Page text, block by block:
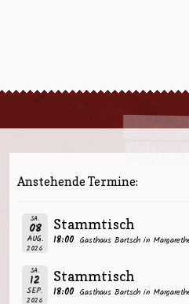
Anstehende Termine:
SA.
08
AUG.
2026
Stammtisch
18:00 Gasthaus Bartsch in
SA.
12
SEP.
2026
Stammtisch
18:00 Gasthaus Bartsch in